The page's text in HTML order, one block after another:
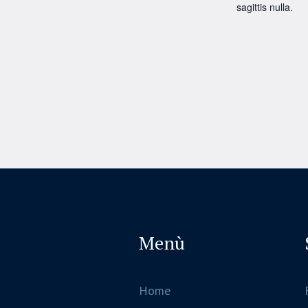
sagittis nulla.
Menù
Home